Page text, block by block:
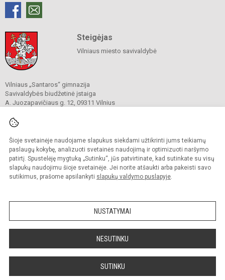
Šioje svetainėje naudojame slapukus siekdami užtikrinti jums teikiamų
paslaugų kokybę, analizuoti svetainės naudojimą ir optimizuoti naršymo
patirtį. Spustelėję mygtuką „Sutinku“, jūs patvirtinate, kad sutinkate su visų
slapukų naudojimu šioje svetainėje. Jei norite atšaukti arba pakeisti savo
sutikimus, prašome apsilankyti slapukų valdymo puslapyje.
NUSTATYMAI
NESUTINKU
SUTINKU
Steigėjas
Vilniaus miesto savivaldybė
Vilniaus „Santaros“ gimnazija
Savivaldybės biudžetinė įstaiga
A. Juozapavičiaus g. 12, 09311 Vilnius
El. p.
Duomenys kaupiami ir saugomi
Juridinių asmenų registre
Įmonės kodas 304089960
Kopijuoti turinį be raštiško gimnazijos sutikimo griežtai draudžiama.
Prieinamumo paraiška Slapukų politika
Sumanus būdas atnaujinti
svetainę